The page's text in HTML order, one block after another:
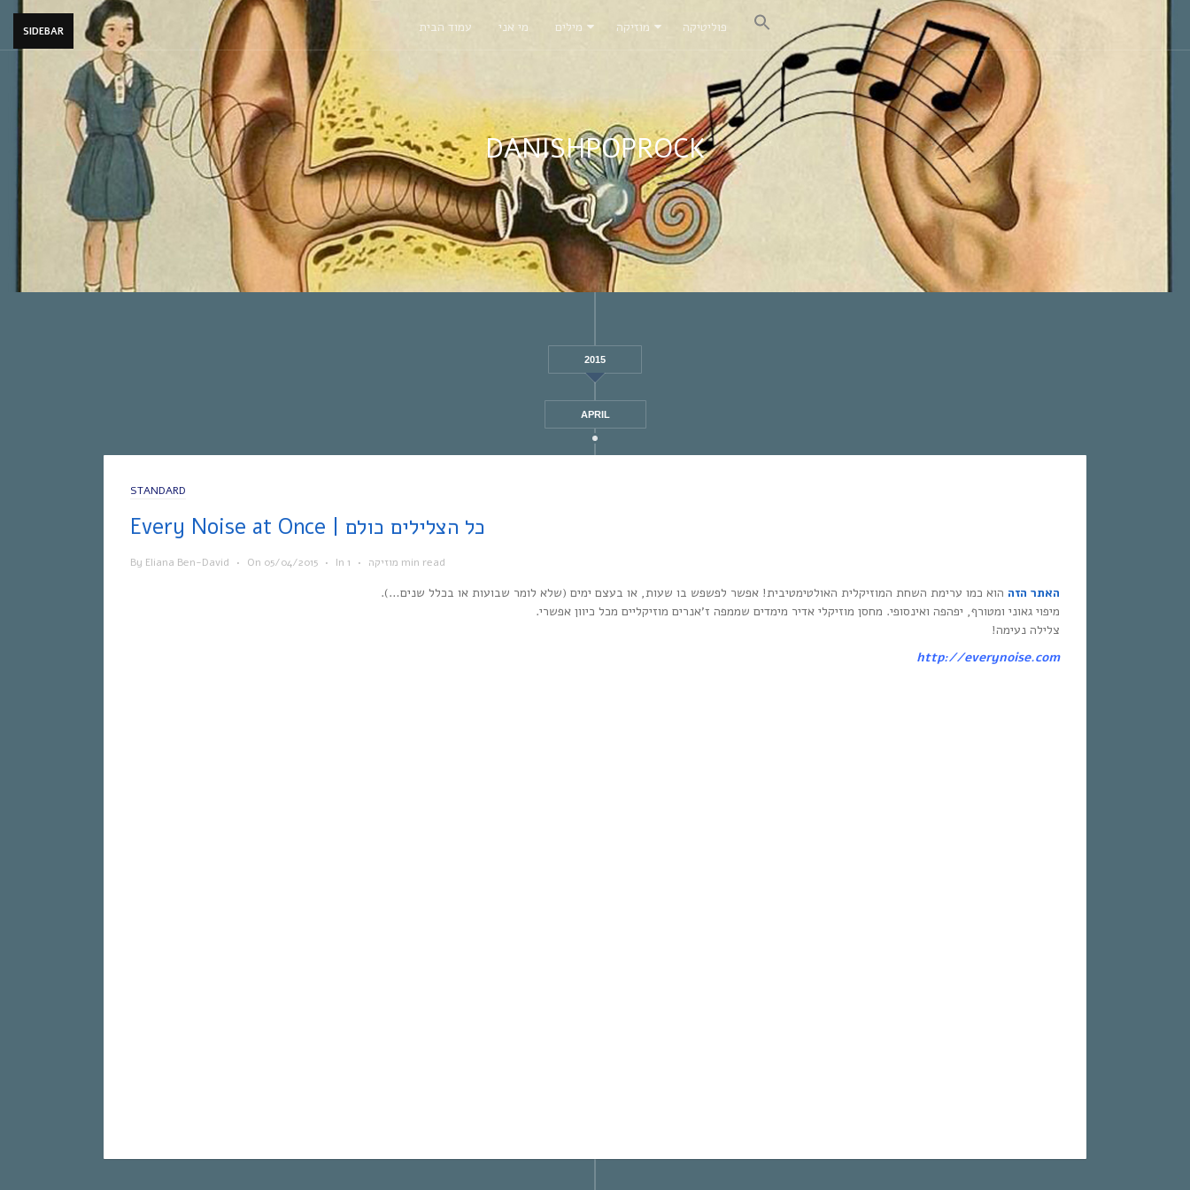
SIDEBAR עמוד הבית מי אני מילים מוזיקה פוליטיקה
DANISHPOPROCK
2015
APRIL
STANDARD
Every Noise at Once | כל הצלילים כולם
By Eliana Ben-David • On 05/04/2015 • In מוזיקה • 1 min read
האתר הזה הוא כמו ערימת השחת המוזיקלית האולטימטיבית! אפשר לפשפש בו שעות, או בעצם ימים (שלא לומר שבועות או בכלל שנים…).
מיפוי גאוני ומטורף, יפהפה ואינסופי. מחסן מוזיקלי אדיר מימדים שממפה ז’אנרים מוזיקליים מכל כיוון אפשרי.
צלילה נעימה!
http://everynoise.com